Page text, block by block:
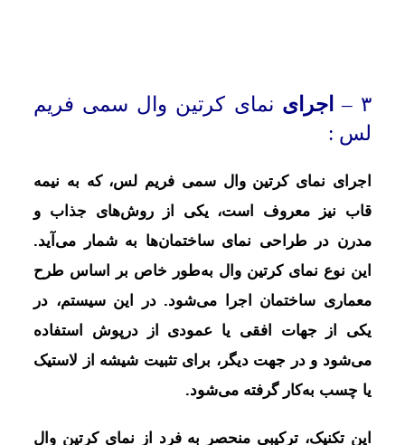
۳ – اجرای نمای کرتین وال سمی فریم
لس :
اجرای نمای کرتین وال سمی فریم لس، که به نیمه
قاب نیز معروف است، یکی از روش‌های جذاب و
مدرن در طراحی نمای ساختمان‌ها به شمار می‌آید.
این نوع نمای کرتین وال به‌طور خاص بر اساس طرح
معماری ساختمان اجرا می‌شود. در این سیستم، در
یکی از جهات افقی یا عمودی از درپوش استفاده
می‌شود و در جهت دیگر، برای تثبیت شیشه از لاستیک
یا چسب به‌کار گرفته می‌شود.
این تکنیک، ترکیبی منحصر به فرد از نمای کرتین وال